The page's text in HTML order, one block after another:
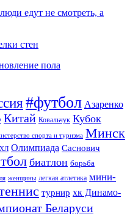
едут не смотреть, а
стен
пола
#футбол Азаренко
Китай Ковальчук Кубок
спорта и туризма Минск
Олимпиада Саснович
биатлон борьба
женщины легкая атлетика мини-
турнир хк Динамо-
Беларуси